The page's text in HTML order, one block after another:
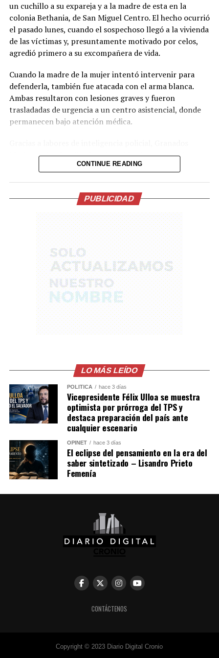
un cuchillo a su expareja y a la madre de esta en la
colonia Bethania, de San Miguel Centro. El hecho ocurrió
el pasado lunes, cuando el sospechoso llegó a la vivienda
de las víctimas y, presuntamente motivado por celos,
agredió primero a su excompañera de vida.
Cuando la madre de la mujer intentó intervenir para
defenderla, también fue atacada con el arma blanca.
Ambas resultaron con lesiones graves y fueron
trasladadas de urgencia a un centro asistencial, donde
permanecen bajo atención médica.
Masferrer fue localizado y detenido el martes en la
colonia Ciudad Toledo, del mismo municipio. El
por el delito de intento de homicidio.
La PNC aprovechó el caso para reiterar su llamado al
respeto a la vida y advirtió que quienes cometan este
tipo de agresiones enfrentarán las consecuencias
legales correspondientes.
Comparte esto:
Facebook X
Me gusta esto:
CONTINUE READING
PUBLICIDAD
LO MÁS LEÍDO
POLÍTICA hace 3 días
Vicepresidente Félix Ulloa se muestra
optimista por prórroga del TPS y
destaca preparación del país ante
cualquier escenario
OPINET hace 3 días
El eclipse del pensamiento en la era del
saber sintetizado – Lisandro Prieto
Femenía
CONTÁCTENOS
Copyright © 2023 Diario Digital Cronio